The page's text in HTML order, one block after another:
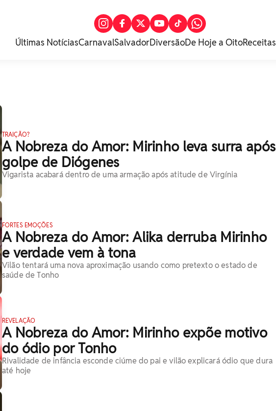
Últimas NotíciasCarnavalSalvadorDiversãoDe Hoje a OitoReceitas
TRAIÇÃO?
A Nobreza do Amor: Mirinho leva surra após
golpe de Diógenes
Vigarista acabará dentro de uma armação após atitude de Virgínia
FORTES EMOÇÕES
A Nobreza do Amor: Alika derruba Mirinho
e verdade vem à tona
Vilão tentará uma nova aproximação usando como pretexto o estado de
saúde de Tonho
REVELAÇÃO
A Nobreza do Amor: Mirinho expõe motivo
do ódio por Tonho
Rivalidade de infância esconde ciúme do pai e vilão explicará ódio que dura
até hoje